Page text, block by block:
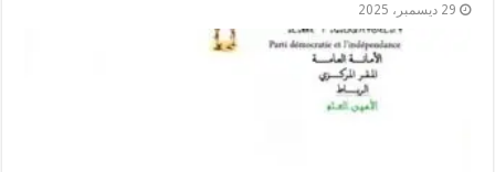
29 ديسمبر، 2025